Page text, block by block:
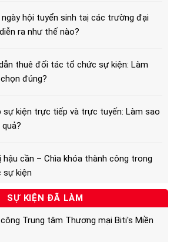
ngày hội tuyển sinh taị các trường đại
ra như thế nào?
thuê đối tác tổ chức sự kiện: Làm
đúng?
sự kiện trực tiếp và trực tuyến: Làm sao
hậu cần – Chìa khóa thành công trong
sự kiện
SỰ KIỆN ĐÃ LÀM
Trung tâm Thương mại Biti's Miền